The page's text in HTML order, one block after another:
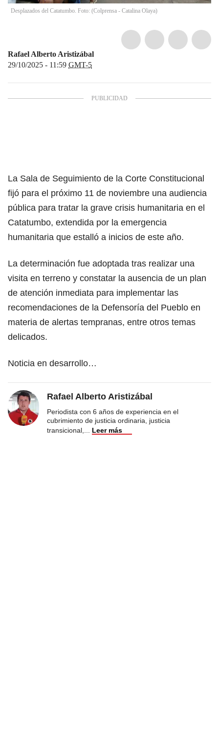
Desplazados del Catatumbo. Foto: (Colprensa - Catalina Olaya)
Rafael Alberto Aristizábal
29/10/2025 - 11:59 GMT-5
La Sala de Seguimiento de la Corte Constitucional
fijó para el próximo 11 de noviembre una audiencia
pública para tratar la grave crisis humanitaria en el
Catatumbo, extendida por la emergencia
humanitaria que estalló a inicios de este año.
La determinación fue adoptada tras realizar una
visita en terreno y constatar la ausencia de un plan
de atención inmediata para implementar las
recomendaciones de la Defensoría del Pueblo en
materia de alertas tempranas, entre otros temas
delicados.
Noticia en desarrollo…
Rafael Alberto Aristizábal
Periodista con 6 años de experiencia en el
cubrimiento de justicia ordinaria, justicia
transicional,
Leer más